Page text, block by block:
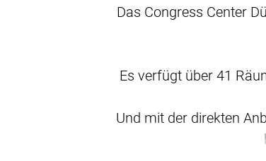
Das Congress Center
Es verfügt über 41
Und mit der direkten